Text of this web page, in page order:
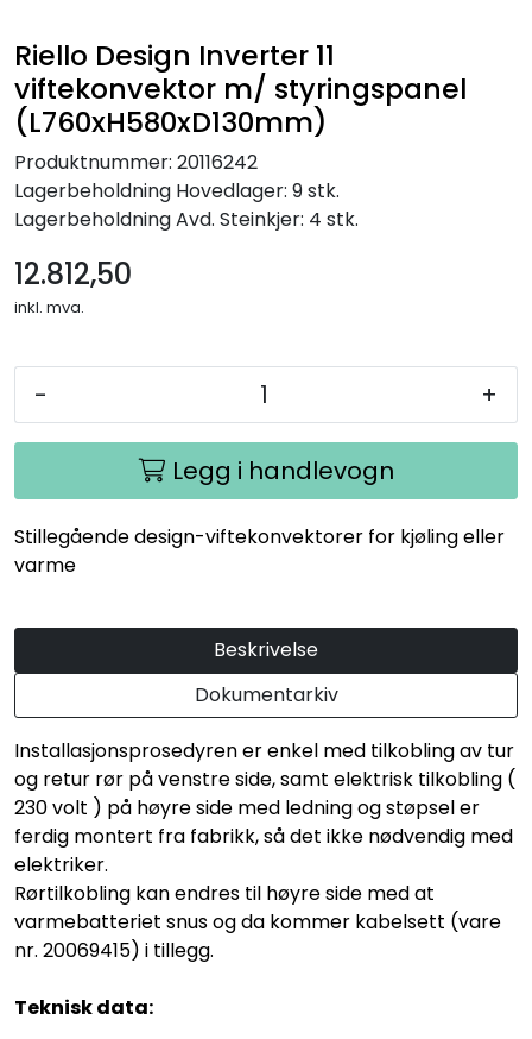
Riello Design Inverter 11
viftekonvektor m/ styringspanel
(L760xH580xD130mm)
Produktnummer: 20116242
Lagerbeholdning Hovedlager: 9 stk.
LagerbeholdningAvd. Steinkjer: 4 stk.
12.812,50
inkl. mva.
- +
Legg i handlevogn
Stillegående design-viftekonvektorer for kjøling eller
varme
Beskrivelse
Dokumentarkiv
Installasjonsprosedyren er enkel med tilkobling av tur
og retur rør på venstre side, samt elektrisk tilkobling (
230 volt ) på høyre side med ledning og støpsel er
ferdig montert fra fabrikk, så det ikke nødvendig med
elektriker.
Rørtilkobling kan endres til høyre side med at
varmebatteriet snus og da kommer kabelsett (vare
nr. 20069415) i tillegg.
Teknisk data: